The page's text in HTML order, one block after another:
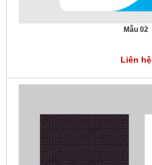
Mẫu 02
Liên hệ